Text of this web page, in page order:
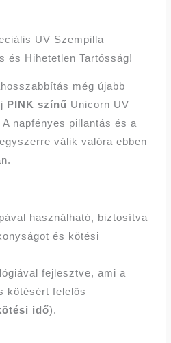
UV Szempilla
és Hihetetlen Tartósság!
még újabb
PINK színű Unicorn UV
napfényes pillantás és a
válik valóra ebben
használható, biztosítva
és kötési
fejlesztve, ami a
kötésért felelős
idő).